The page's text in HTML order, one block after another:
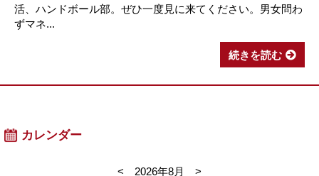
活、ハンドボール部。ぜひ一度見に来てください。男女問わ
ずマネ...
続きを読む
カレンダー
< 2026年8月 >